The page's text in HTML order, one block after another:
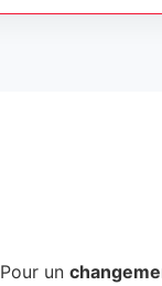
Pour un